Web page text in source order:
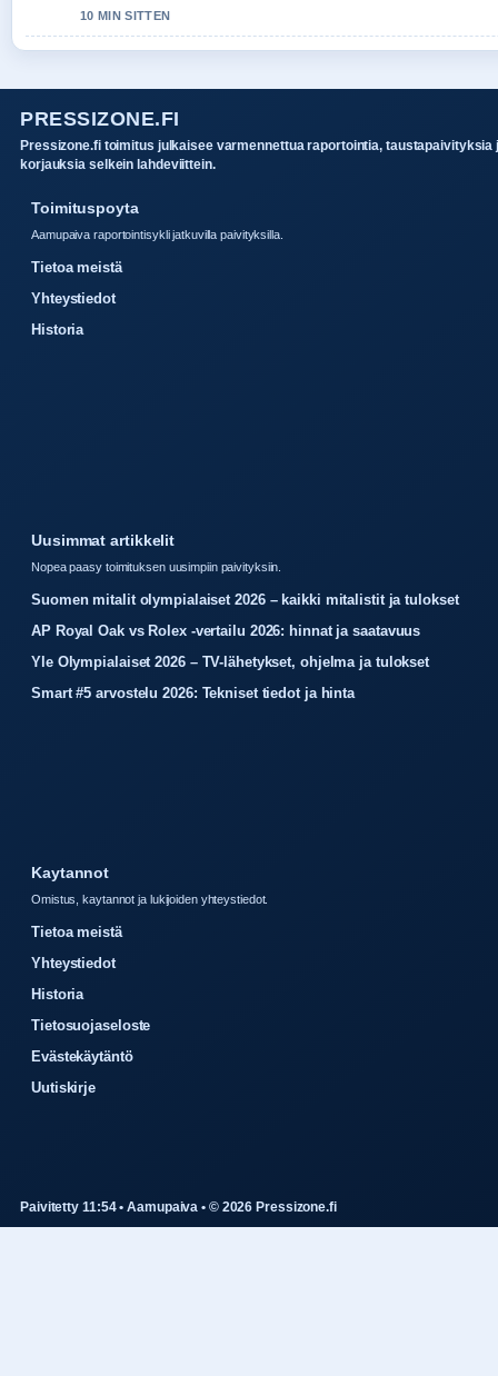
10 MIN SITTEN
PRESSIZONE.FI
Pressizone.fi toimitus julkaisee varmennettua raportointia, taustapaivityksia
korjauksia selkein lahdeviittein.
Toimituspoyta
Aamupaiva raportointisykli jatkuvilla paivityksilla.
Tietoa meistä
Yhteystiedot
Historia
Uusimmat artikkelit
Nopea paasy toimituksen uusimpiin paivityksiin.
Suomen mitalit olympialaiset 2026 – kaikki mitalistit ja tulokset
AP Royal Oak vs Rolex -vertailu 2026: hinnat ja saatavuus
Yle Olympialaiset 2026 – TV-lähetykset, ohjelma ja tulokset
Smart #5 arvostelu 2026: Tekniset tiedot ja hinta
Kaytannot
Omistus, kaytannot ja lukijoiden yhteystiedot.
Tietoa meistä
Yhteystiedot
Historia
Tietosuojaseloste
Evästekäytäntö
Uutiskirje
Paivitetty 11:54 • Aamupaiva • © 2026 Pressizone.fi